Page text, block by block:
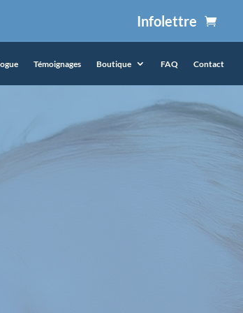
Infolettre
Témoignages Boutique FAQ Contact